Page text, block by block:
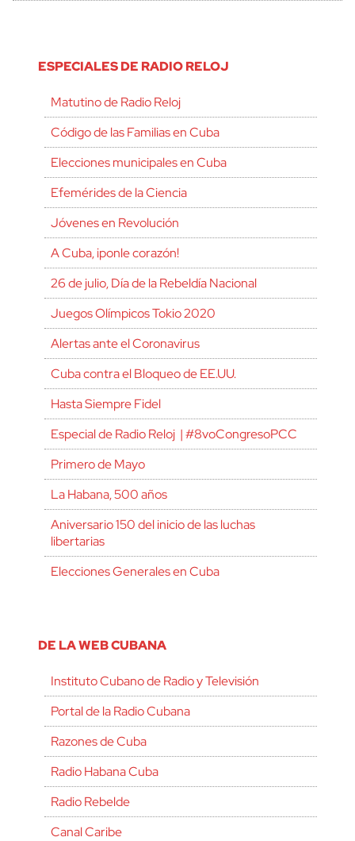
ESPECIALES DE RADIO RELOJ
Matutino de Radio Reloj
Código de las Familias en Cuba
Elecciones municipales en Cuba
Efemérides de la Ciencia
Jóvenes en Revolución
A Cuba, ¡ponle corazón!
26 de julio, Día de la Rebeldía Nacional
Juegos Olímpicos Tokio 2020
Alertas ante el Coronavirus
Cuba contra el Bloqueo de EE.UU.
Hasta Siempre Fidel
Especial de Radio Reloj | #8voCongresoPCC
Primero de Mayo
La Habana, 500 años
Aniversario 150 del inicio de las luchas
libertarias
Elecciones Generales en Cuba
DE LA WEB CUBANA
Instituto Cubano de Radio y Televisión
Portal de la Radio Cubana
Razones de Cuba
Radio Habana Cuba
Radio Rebelde
Canal Caribe